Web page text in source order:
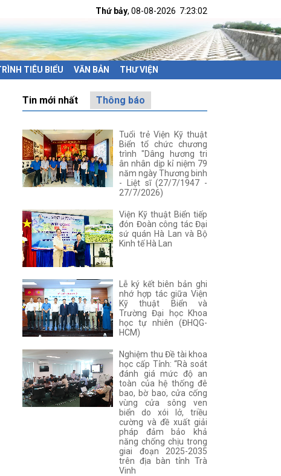
Thứ bảy, 08-08-2026 7:23:04
TIÊU BIỂU VĂN BẢN THƯ VIỆN
Tin mới nhất Thông báo
Tuổi trẻ Viện Kỹ thuật
Biển tổ chức chương
trình "Dâng hương tri
ân nhân dịp kỉ niệm 79
năm ngày Thương binh
- Liệt sĩ (27/7/1947 -
27/7/2026)
Viện Kỹ thuật Biển tiếp
đón Đoàn công tác Đại
sứ quán Hà Lan và Bộ
Kinh tế Hà Lan
Lễ ký kết biên bản ghi
nhớ hợp tác giữa Viện
Kỹ thuật Biển và
Trường Đại học Khoa
học tự nhiên (ĐHQG-
HCM)
Nghiệm thu Đề tài khoa
học cấp Tỉnh: “Rà soát
đánh giá mức độ an
toàn của hệ thống đê
bao, bờ bao, cửa cống
vùng cửa sông ven
biển do xói lở, triều
cường và đề xuất giải
pháp đảm bảo khả
năng chống chịu trong
giai đoạn 2025-2035
trên địa bàn tỉnh Trà
Vinh